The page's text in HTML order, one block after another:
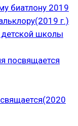
биатлону 2019
г.)
школы
посвящается